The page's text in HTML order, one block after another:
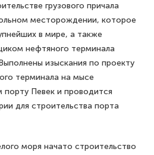
грузового причала
месторождении, которое
в мире, а также
нефтяного терминала
изыскания по проекту
терминала на мысе
порту Певек и проводится
для строительства порта
моря начато строительство